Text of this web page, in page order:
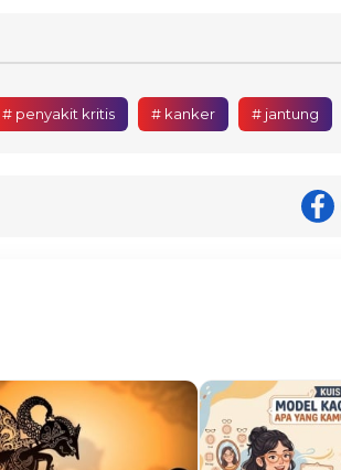
# penyakit kritis # kanker # jantung